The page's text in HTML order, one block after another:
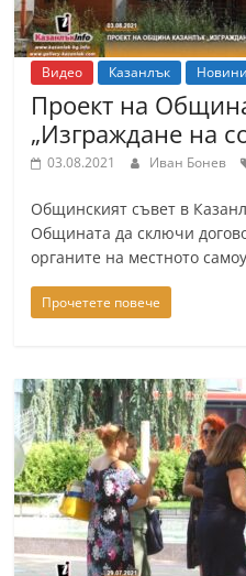
Видео Казанлък Новини
Проект на
„Изграждане на
03.08.2021 Иван Бонев
Общинският съвет в
Общината да сключи
органите на местното
Прочетете повече